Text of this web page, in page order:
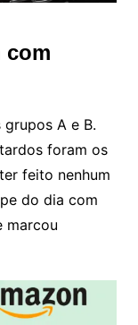
com
A e B.
foram os
feito nenhum
do dia com
marcou